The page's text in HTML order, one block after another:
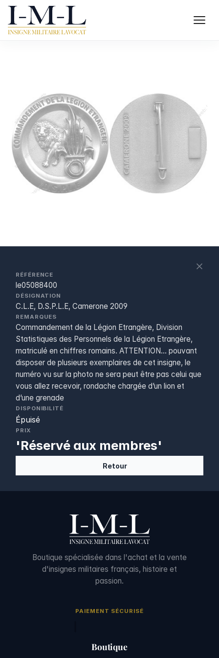
RÉFÉRENCE
le05088400
DÉSIGNATION
C.L.E, D.S.P.L.E, Camerone 2009
REMARQUES
Commandement de la Légion Etrangère, Division
Statistiques des Personnels de la Légion Etrangère,
matriculé en chiffres romains. ATTENTION... pouvant
disposer de plusieurs exemplaires de cet insigne, le
numéro vu sur la photo ne sera peut être pas celui que
vous allez recevoir, rondache chargée d’un lion et
d’une grenade
DISPONIBILITÉ
Épuisé
PRIX
'Réservé aux membres'
Retour
Boutique spécialisée dans l'achat et la vente
d'insignes militaires français, histoire et
passion.
PAIEMENT SÉCURISÉ
Boutique